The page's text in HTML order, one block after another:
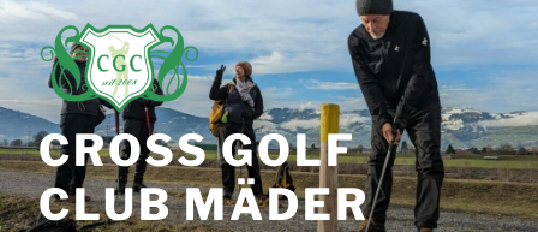
Zum
Inhalt
springen
CROSS GOLF
CLUB MÄDER